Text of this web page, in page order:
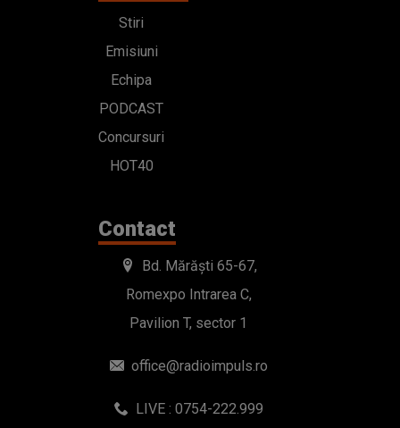
Stiri
Emisiuni
Echipa
PODCAST
Concursuri
HOT40
Contact
Bd. Mărăști 65-67,
Romexpo Intrarea C,
Pavilion T, sector 1
office@radioimpuls.ro
LIVE : 0754-222.999